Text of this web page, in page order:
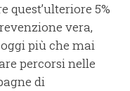
quest’ulteriore 5%
vera,
più che mai
percorsi nelle
di